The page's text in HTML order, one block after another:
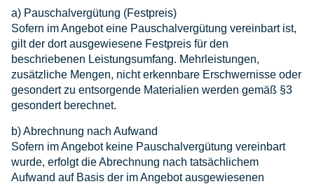
a) Pauschalvergütung (Festpreis)
Sofern im Angebot eine Pauschalvergütung vereinbart ist,
gilt der dort ausgewiesene Festpreis für den
beschriebenen Leistungsumfang. Mehrleistungen,
zusätzliche Mengen, nicht erkennbare Erschwernisse oder
gesondert zu entsorgende Materialien werden gemäß §3
gesondert berechnet.
b) Abrechnung nach Aufwand
Sofern im Angebot keine Pauschalvergütung vereinbart
wurde, erfolgt die Abrechnung nach tatsächlichem
Aufwand auf Basis der im Angebot ausgewiesenen